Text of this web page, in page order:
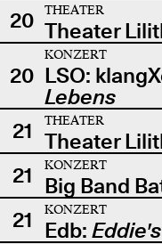
20
THEATER
Theater
20
KONZERT
LSO:
Lebens
21
THEATER
Theater
21
KONZERT
Big Band
21
KONZERT
Edb: